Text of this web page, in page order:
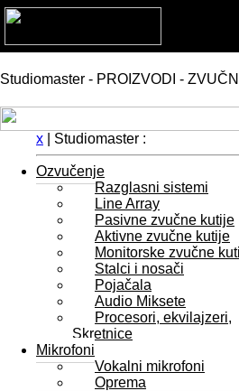
Studiomaster - PROIZVODI -
x | Studiomaster :
Ozvučenje
Razglasni sistemi
Line Array
Pasivne zvučne kutije
Aktivne zvučne kutije
Monitorske zvučne
Stalci i nosači
Pojačala
Audio Miksete
Procesori, ekvilajzeri,
Skretnice
Mikrofoni
Vokalni mikrofoni
Oprema